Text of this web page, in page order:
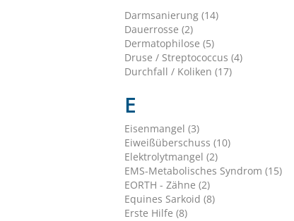
Darmsanierung (14)
Dauerrosse (2)
Dermatophilose (5)
Druse / Streptococcus (4)
Durchfall / Koliken (17)
E
Eisenmangel (3)
Eiweißüberschuss (10)
Elektrolytmangel (2)
EMS-Metabolisches Syndrom (15)
EORTH - Zähne (2)
Equines Sarkoid (8)
Erste Hilfe (8)